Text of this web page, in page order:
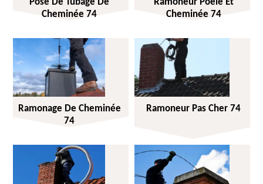
Pose De Tubage De
Cheminée 74
Ramoneur Poêle Et
Cheminée 74
Ramonage De Cheminée
74
Ramoneur Pas Cher 74